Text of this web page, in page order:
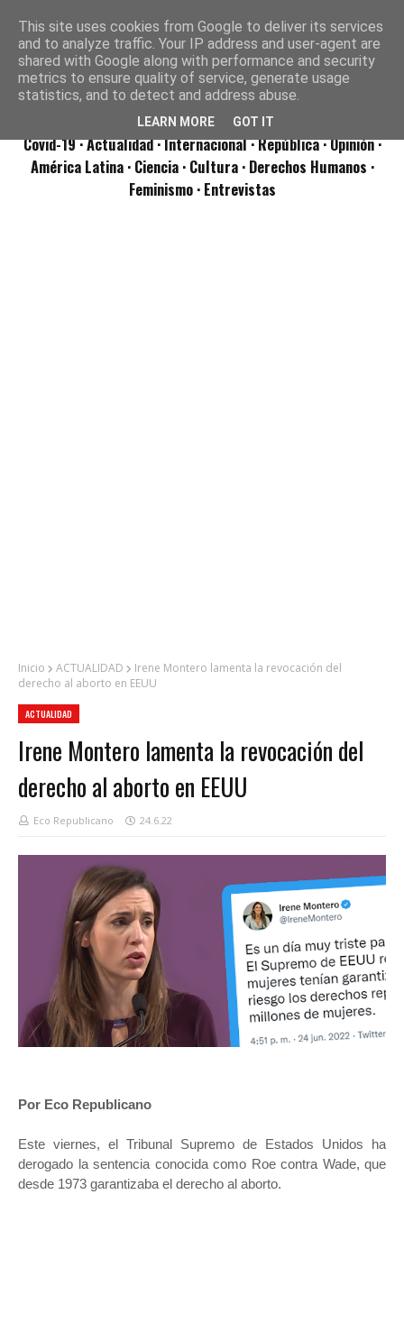
Covid-19· Actualidad· Internacional· República· Opinión·
América Latina · Ciencia · Cultura · Derechos Humanos ·
Feminismo · Entrevistas
Inicio ACTUALIDAD
Irene Montero lamenta la revocación del
derecho al aborto en EEUU
ACTUALIDAD
Irene Montero lamenta la revocación del
derecho al aborto en EEUU
Eco Republicano 24.6.22
Por Eco Republicano
Este viernes, el Tribunal Supremo de Estados Unidos ha
derogado la sentencia conocida como Roe contra Wade, que
desde 1973 garantizaba el derecho al aborto.
This site uses cookies from Google to deliver its services
and to analyze traffic. Your IP address and user-agent are
shared with Google along with performance and security
metrics to ensure quality of service, generate usage
statistics, and to detect and address abuse.
LEARN MORE GOT IT